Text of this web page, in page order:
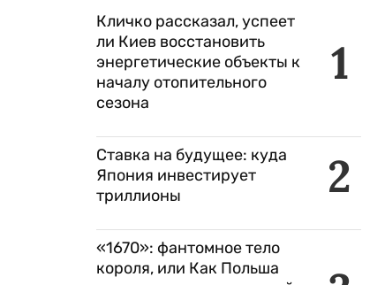
1
Кличко рассказал, успеет
ли Киев восстановить
энергетические объекты к
началу отопительного
сезона
2
Ставка на будущее: куда
Япония инвестирует
триллионы
«1670»: фантомное тело
короля, или Как Польша